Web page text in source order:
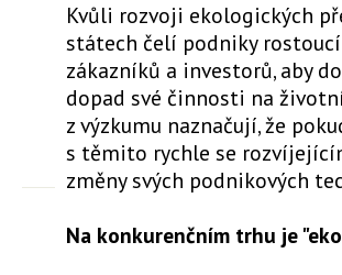
Kvůli rozvoji ekologických
státech čelí podniky
zákazníků a investorů, aby
dopad své činnosti na
z výzkumu naznačují, že
s těmito rychle se
změny svých podnikových
Na konkurenčním trhu je